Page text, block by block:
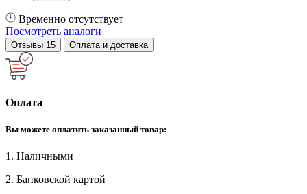
Временно отсутствует
Посмотреть аналоги
Отзывы 15 Оплата и доставка
Оплата
Вы можете оплатить заказанный товар:
1. Наличными
2. Банковской картой